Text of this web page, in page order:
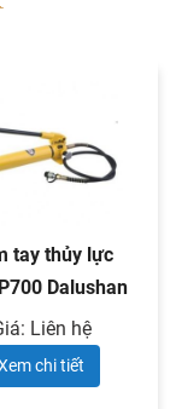
tay thủy lực
Dalushan
Liên hệ
chi tiết